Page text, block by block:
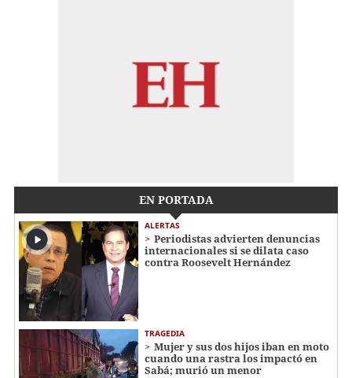
EN PORTADA
ALERTAS
Periodistas advierten denuncias
internacionales si se dilata caso
contra Roosevelt Hernández
TRAGEDIA
Mujer y sus dos hijos iban en moto
cuando una rastra los impactó en
Sabá; murió un menor